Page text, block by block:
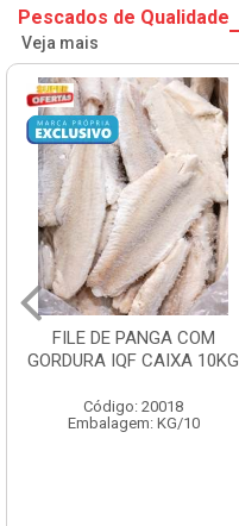
Pescados de Qualidade
Veja mais
FILE DE PANGA SEMI
APARADO PACOTE 1KG
Código: 20019
Embalagem: KG/10